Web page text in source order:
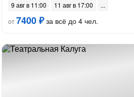
9 авг в 11:00
11 авг в 17:00
от7400 ₽за всё до 4 чел.